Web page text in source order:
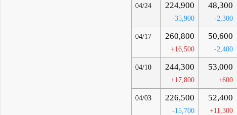
04/24 224,900
-35,900
48,300
-2,300
04/17 260,800
+16,500
50,600
-2,400
04/10 244,300
+17,800
53,000
+600
04/03 226,500
-15,700
52,400
+11,300